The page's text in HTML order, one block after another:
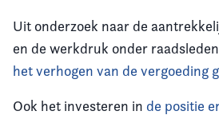
Uit onderzoek naar de
en de werkdruk onder
het verhogen van de vergoeding
Ook het investeren in de positie